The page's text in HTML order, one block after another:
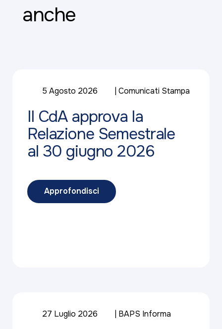
anche
5 Agosto 2026 Comunicati Stampa
Il CdA approva la
Relazione Semestrale
al 30 giugno 2026
Approfondisci
27 Luglio 2026 BAPS Informa